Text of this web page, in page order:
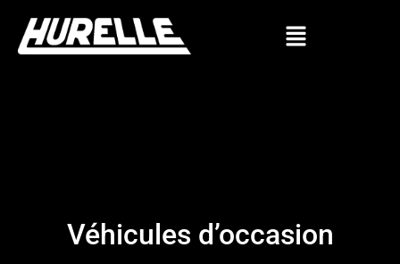
Véhicules d’occasion